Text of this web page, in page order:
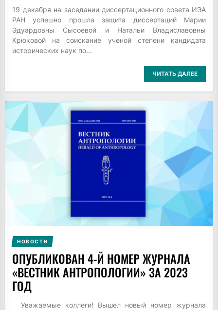
19 декабря на заседании диссертационного совета ИЭА
РАН успешно прошла защита диссертаций Марии
Эдуардовны Сысоевой и Натальи Владиславовны
Крюковой на соискание ученой степени кандидата
исторических наук по...
ЧИТАТЬ ДАЛЕЕ
НОВОСТИ
ОПУБЛИКОВАН 4-Й НОМЕР ЖУРНАЛА
«ВЕСТНИК АНТРОПОЛОГИИ» ЗА 2023
ГОД
Уважаемые коллеги! Вышел новый номер журнала